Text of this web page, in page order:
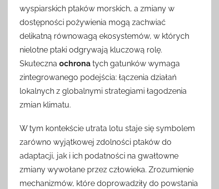
wyspiarskich ptaków morskich, a zmiany w
dostępności pożywienia mogą zachwiać
delikatną równowagą ekosystemów, w których
nielotne ptaki odgrywają kluczową rolę.
Skuteczna ochrona tych gatunków wymaga
zintegrowanego podejścia: łączenia działań
lokalnych z globalnymi strategiami łagodzenia
zmian klimatu.
W tym kontekście utrata lotu staje się symbolem
zarówno wyjątkowej zdolności ptaków do
adaptacji, jak i ich podatności na gwałtowne
zmiany wywołane przez człowieka. Zrozumienie
mechanizmów, które doprowadziły do powstania